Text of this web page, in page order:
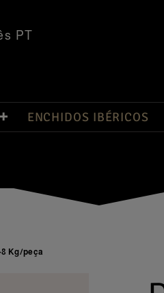
PT
ENCHIDOS IBÉRICOS
8 Kg/peça